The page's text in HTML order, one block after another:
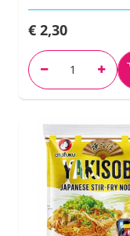
€ 2,30